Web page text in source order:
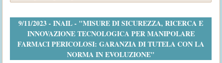
9/11/2023 - INAIL - "MISURE DI SICUREZZA, RICERCA E
INNOVAZIONE TECNOLOGICA PER MANIPOLARE
FARMACI PERICOLOSI: GARANZIA DI TUTELA CON LA
NORMA IN EVOLUZIONE"